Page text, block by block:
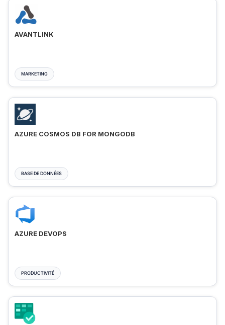
AVANTLINK
MARKETING
AZURE COSMOS DB FOR MONGODB
BASE DE DONNÉES
AZURE DEVOPS
PRODUCTIVITÉ